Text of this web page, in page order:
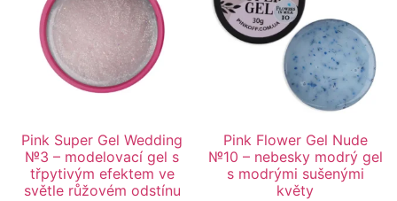
Pink Super Gel Wedding
№3 – modelovací gel s
třpytivým efektem ve
světle růžovém odstínu
Pink Flower Gel Nude
№10 – nebesky modrý gel
s modrými sušenými
květy